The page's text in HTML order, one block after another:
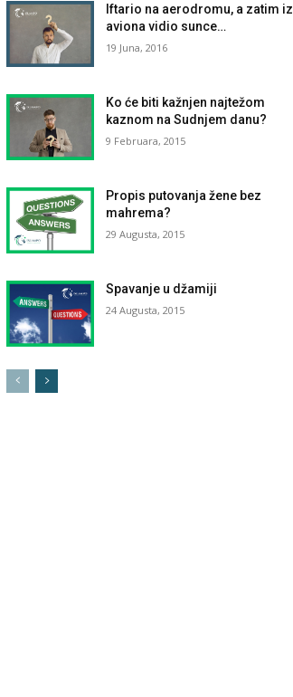
Iftario na aerodromu, a zatim iz
aviona vidio sunce…
19 Juna, 2016
Ko će biti kažnjen najtežom
kaznom na Sudnjem danu?
9 Februara, 2015
Propis putovanja žene bez
mahrema?
29 Augusta, 2015
Spavanje u džamiji
24 Augusta, 2015